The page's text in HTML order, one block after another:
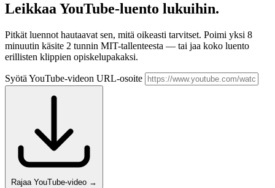
Leikkaa YouTube-luento lukuihin.
Pitkät luennot hautaavat sen, mitä oikeasti tarvitset. Poimi yksi 8
minuutin käsite 2 tunnin MIT-tallenteesta — tai jaa koko luento
erillisten klippien opiskelupakaksi.
Syötä YouTube-videon URL-osoite
Rajaa YouTube-video →